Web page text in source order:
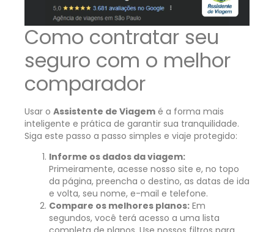
Como contratar seu
seguro com o melhor
comparador
Usar o Assistente de Viagem é a forma mais
inteligente e prática de garantir sua tranquilidade.
Siga este passo a passo simples e viaje protegido:
Informe os dados da viagem:
Primeiramente, acesse nosso site e, no topo
da página, preencha o destino, as datas de ida
e volta, seu nome, e-mail e telefone.
Compare os melhores planos: Em
segundos, você terá acesso a uma lista